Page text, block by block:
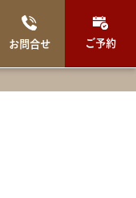
お問合せ ご予約